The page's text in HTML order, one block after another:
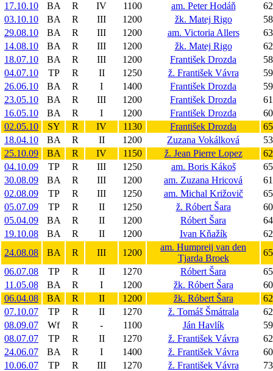
17.10.10
BA R IV 1100 am. Peter Hodáň
03.10.10
BA R III 1200 žk. Matej Rigo
29.08.10
BA R III 1200 am. Victoria Allers
14.08.10
BA R III 1200 žk. Matej Rigo
18.07.10
BA R III 1200 František Drozda
04.07.10
TP R II 1250 ž. František Vávra
26.06.10
BA R I 1400 František Drozda
23.05.10
BA R III 1200 František Drozda
16.05.10
BA R I 1200 František Drozda
02.05.10
SY R IV 1130 František Drozda
18.04.10
BA R II 1200 Zuzana Vokálková
25.10.09
BA R IV 1150 ž. Jean Pierre Lopez
04.10.09
TP R III 1250 am. Boris Kákoš
30.08.09
BA R III 1200 am. Zuzana Hricová
02.08.09
TP R III 1250 am. Michal Križovič
05.07.09
TP R II 1250 ž. Róbert Šara
05.04.09
BA R II 1200 Róbert Šara
19.10.08
BA R II 1200 Ivan Kňažík
24.08.08
BA R III 1200
am. Humpreij van den
Tjarda Broek
06.07.08
TP R II 1270 Róbert Šara
11.05.08
BA R I 1200 žk. Róbert Šara
06.04.08
BA R II 1200 žk. Róbert Šara
07.10.07
TP R II 1270 ž. Tomáš Šmátrala
08.09.07
Wf R - 1100 Ján Havlík
08.07.07
TP R II 1270 ž. František Vávra
24.06.07
BA R I 1400 ž. František Vávra
10.06.07
TP R III 1270 ž. František Vávra